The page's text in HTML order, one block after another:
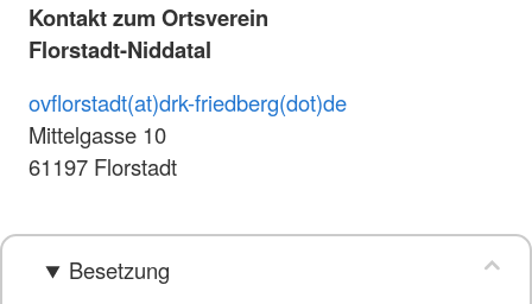
Kontakt zum Ortsverein
Florstadt-Niddatal
ovflorstadt(at)drk-friedberg(dot)de
Mittelgasse 10
61197 Florstadt
Besetzung